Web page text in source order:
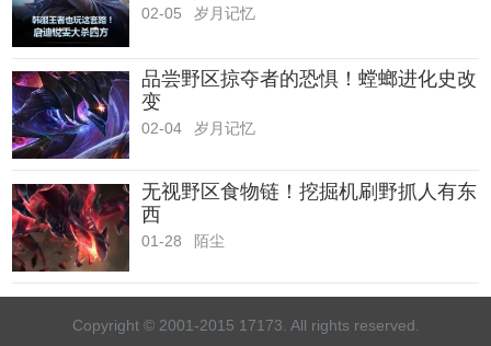
02-05 岁月记忆
品尝野区掠夺者的恐惧！螳螂进化史改
变
02-04 岁月记忆
无视野区食物链！挖掘机刷野抓人有东
西
01-28 陌尘
Copyright © 2001-2015 17173. All rights reserved.